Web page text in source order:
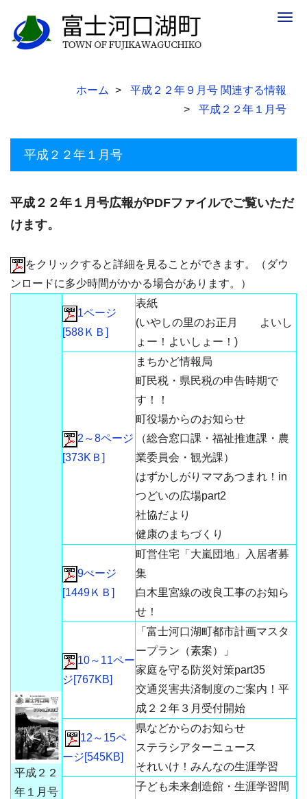
ホーム
平成２２年９月号 関連する情報
平成２２年１月号
平成２２年１月号
平成２２年１月号広報がPDFファイルでご覧いただ
けます。
をクリックすると詳細を見ることができます。（ダウ
ンロードに多少時間がかかる場合があります。）
平成２２
年１月号
1ページ
[588ＫＢ]
表紙
(いやしの里のお正月 よいし
ょー！よいしょー！)
2～8ページ
[373KＢ]
まちかど情報局
町民税・県民税の申告時期で
す！！
町役場からのお知らせ
（総合窓口課・福祉推進課・農
業委員会・観光課）
はずかしがりママあつまれ！in
つどいの広場part2
社協だより
健康のまちづくり
9ぺージ
[1449ＫＢ]
町営住宅「大嵐団地」入居者募
集
白木里宮線の改良工事のお知ら
せ！
10～11ペー
ジ[767KB]
「富士河口湖町都市計画マスタ
ープラン（素案）」
家庭を守る防災対策part35
交通災害共済制度のご案内！平
成２２年３月受付開始
12～15ペ
ージ[545KB]
県などからのお知らせ
ステラシアターニュース
それいけ！みんなの生涯学習
子ども未来創造館・生涯学習間